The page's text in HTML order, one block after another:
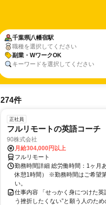
千葉県八幡宿駅
職種を選択してください
副業・WワークOK
キーワードを選択してください
274件
正社員
フルリモートの英語コーチ
90株式会社
月給304,000円以上
フルリモート
勤務時間詳細 総労働時間：1ヶ月
休憩1時間） ※勤務時間はご希望
い。
仕事内容 「せっかく身につけた
う挫折したくない”と願う人のた